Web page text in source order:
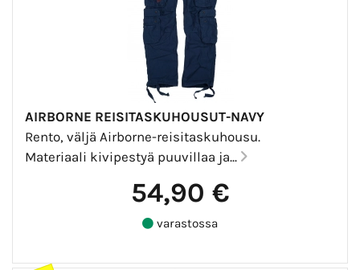
AIRBORNE REISITASKUHOUSUT-NAVY
Rento, väljä Airborne-reisitaskuhousu.
Materiaali kivipestyä puuvillaa ja...
54,90 €
varastossa